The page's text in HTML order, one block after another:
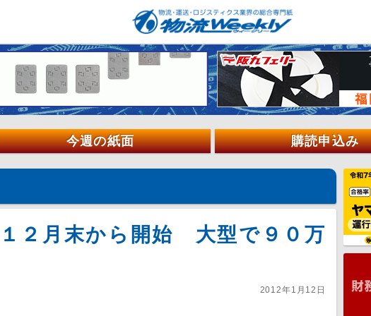
今週の紙面 購読申込み
２月末から開始 大型で９０万
2012年1月12日